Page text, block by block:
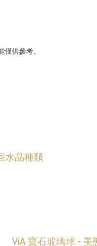
僅供參考。
水晶種類